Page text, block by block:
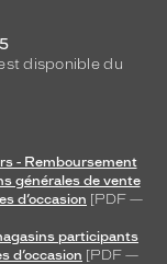
disponible du
- Remboursement
générales de vente
d’occasion [PDF —
participants
d’occasion [PDF —